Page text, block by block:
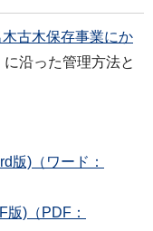
木古木保存事業にか
に沿った管理方法と
版)（ワード：
)（PDF：